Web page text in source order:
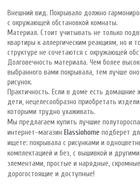
Внешний вид. Покрывало должно
с окружающей обстановкой комнаты.
Материал. Стоит учитывать не только
квартиры к аллергическим реакциям, но и
структуре не сочетаются с окружающей
Долговечность материала. Чем более
выбранного вами покрывала, тем лучше
рисунок.
Практичность. Если в доме есть домашние
дети, нецелесообразно приобретать
которыми трудно ухаживать.
Мы предлагаем купить лучшие
интернет-магазин Elassiohome подберет
ищете: покрывала с рисунками и
комплектацией и без, с вышивкой и
элементами, простые и нарядные,
дорогостоящие и доступные!